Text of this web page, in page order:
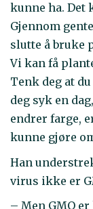
kunne ha. Det
Gjennom
slutte å bruke
Vi kan få
Tenk deg at
deg syk en
endrer farge,
kunne gjøre
Han
virus ikke er
– Men GMO